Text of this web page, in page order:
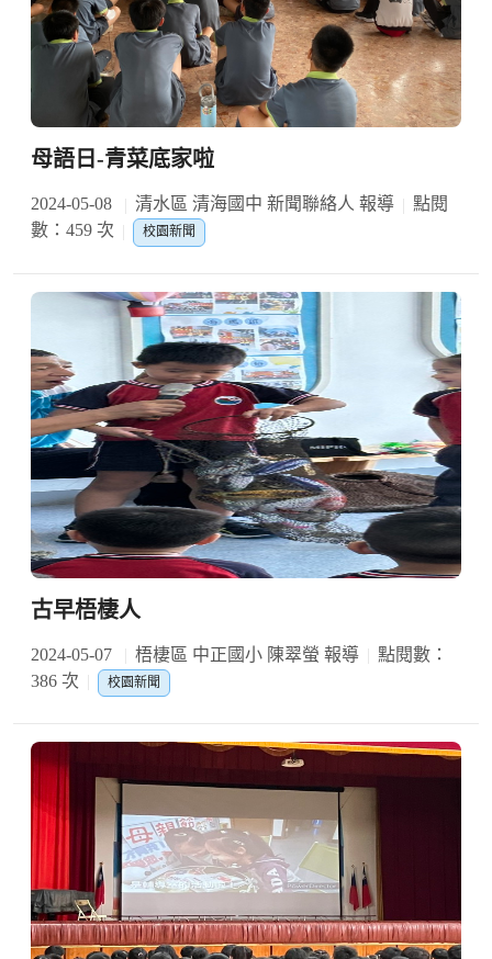
母語日-青菜底家啦
2024-05-08 清水區 清海國中 新聞聯絡人 報導
點閱
數：459 次
校園新聞
古早梧棲人
2024-05-07 梧棲區 中正國小 陳翠螢 報導
點閱數：
386 次
校園新聞